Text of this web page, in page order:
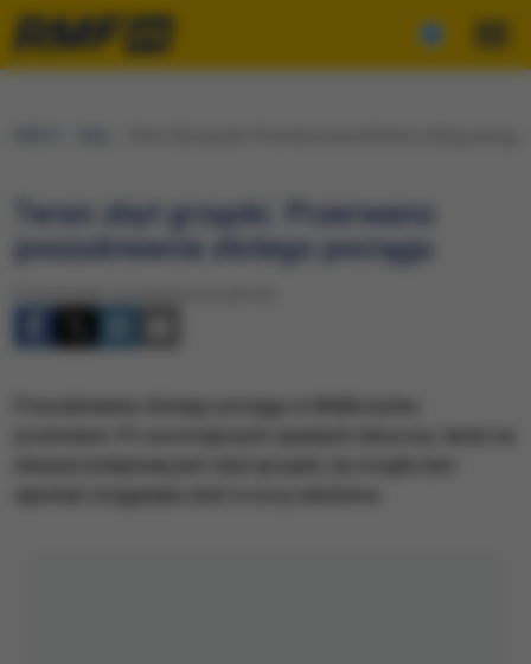
Teren zbyt grząski. Przerwano
poszukiwania złotego pociągu